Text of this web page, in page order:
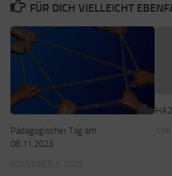
FÜR DICH VIELLEICHT
Pädagogischer Tag am
08.11.2023